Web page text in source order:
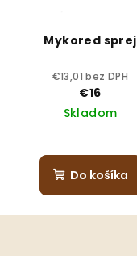
Mykored sprej
€13,01 bez DPH
€16
Skladom
Do košíka